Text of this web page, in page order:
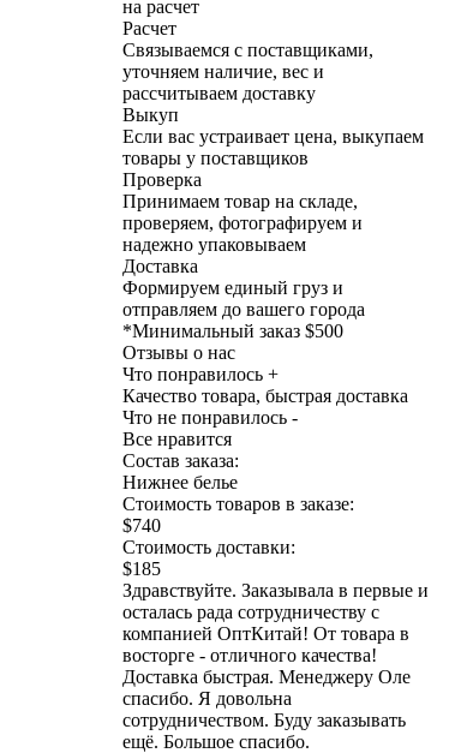
на расчет
Расчет
Связываемся с поставщиками,
уточняем наличие, вес и
рассчитываем доставку
Выкуп
Если вас устраивает цена, выкупаем
товары у поставщиков
Проверка
Принимаем товар на складе,
проверяем, фотографируем и
надежно упаковываем
Доставка
Формируем единый груз и
отправляем до вашего города
*Минимальный заказ $500
Отзывы о нас
Что понравилось +
Качество товара, быстрая доставка
Что не понравилось -
Все нравится
Состав заказа:
Нижнее белье
Стоимость товаров в заказе:
$740
Стоимость доставки:
$185
Здравствуйте. Заказывала в первые и
осталась рада сотрудничеству с
компанией ОптКитай! От товара в
восторге - отличного качества!
Доставка быстрая. Менеджеру Оле
спасибо. Я довольна
сотрудничеством. Буду заказывать
ещё. Большое спасибо.